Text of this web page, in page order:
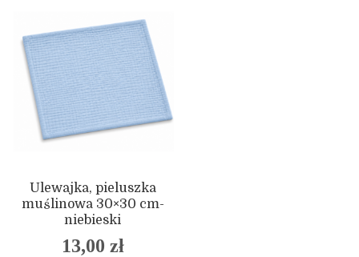
Ulewajka, pieluszka
muślinowa 30×30 cm-
niebieski
13,00 zł